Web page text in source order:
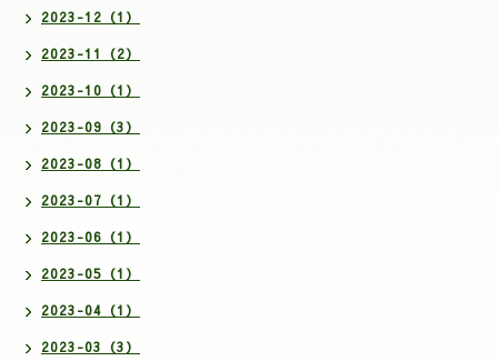
2023-12（1）
2023-11（2）
2023-10（1）
2023-09（3）
2023-08（1）
2023-07（1）
2023-06（1）
2023-05（1）
2023-04（1）
2023-03（3）